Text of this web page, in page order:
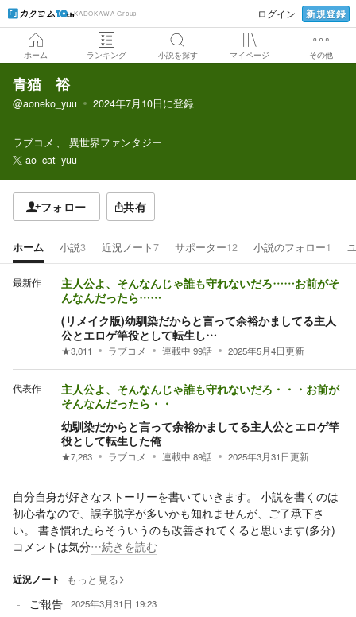
KADOKAWA Group ログイン 新規登録
ホーム ランキング 小説を探す マイページ その他
青猫 裕
@aoneko_yuu 2024年7月10日に登録
ラブコメ
異世界ファンタジー
ao_cat_yuu
フォロー 共有
ホーム 小説3 近況ノート7 サポーター12 小説のフォロー1
最新作
主人公よ、そんなんじゃ誰も守れないだろ……お前がそ
んなんだったら……
(リメイク版)幼馴染だからと言って余裕かましてる主人
公とエロゲ竿役として転生し…
★3,011 ラブコメ 連載中 99話 2025年5月4日更新
代表作
主人公よ、そんなんじゃ誰も守れないだろ・・・お前が
そんなんだったら・・
幼馴染だからと言って余裕かましてる主人公とエロゲ竿
役として転生した俺
★7,263 ラブコメ 連載中 89話 2025年3月31日更新
自分自身が好きなストーリーを書いていきます。 小説を書くのは
初心者なので、誤字脱字が多いかも知れませんが、ご了承下さ
い。 書き慣れたらそういうのも改善されてくると思います(多分)
コメントは気分…続きを読む
近況ノート もっと見る
ご報告 2025年3月31日 19:23